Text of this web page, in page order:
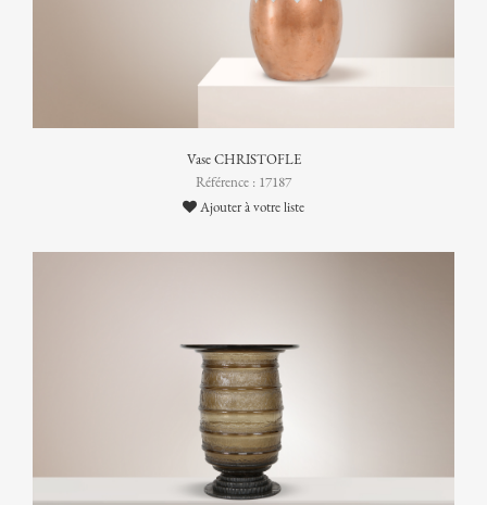
Vase CHRISTOFLE
Référence : 17187
Ajouter à votre liste